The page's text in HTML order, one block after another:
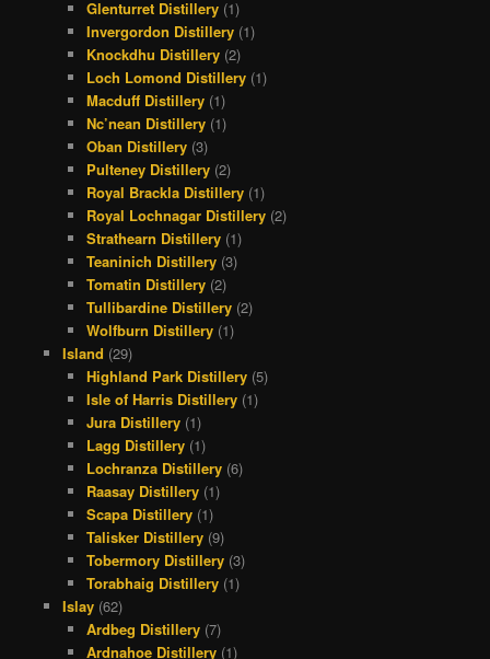
Glenturret Distillery (1)
Invergordon Distillery (1)
Knockdhu Distillery (2)
Loch Lomond Distillery (1)
Macduff Distillery (1)
Nc’nean Distillery (1)
Oban Distillery (3)
Pulteney Distillery (2)
Royal Brackla Distillery (1)
Royal Lochnagar Distillery (2)
Strathearn Distillery (1)
Teaninich Distillery (3)
Tomatin Distillery (2)
Tullibardine Distillery (2)
Wolfburn Distillery (1)
Island (29)
Highland Park Distillery (5)
Isle of Harris Distillery (1)
Jura Distillery (1)
Lagg Distillery (1)
Lochranza Distillery (6)
Raasay Distillery (1)
Scapa Distillery (1)
Talisker Distillery (9)
Tobermory Distillery (3)
Torabhaig Distillery (1)
Islay(62)
Ardbeg Distillery (7)
Ardnahoe Distillery (1)